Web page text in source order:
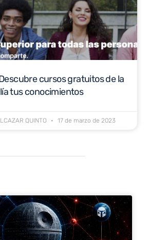
cursos gratuitos de la
tus conocimientos
QUINTO 17 de marzo de 2023